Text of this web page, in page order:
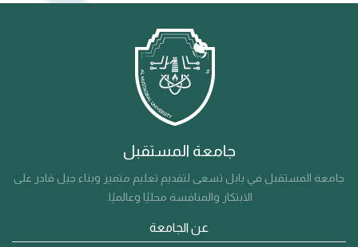
جامعة المستقبل
جامعة المستقبل في بابل تسعى لتقديم تعليم متميز وبناء جيل قادر على
الابتكار والمنافسة محليًا وعالميًا.
عن الجامعة